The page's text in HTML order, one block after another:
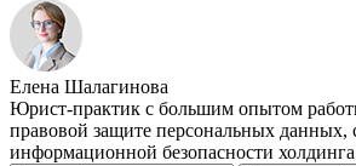
Елена Шалагинова
Юрист-практик с большим опытом
правовой защите персональных данных,
информационной безопасности холдинга